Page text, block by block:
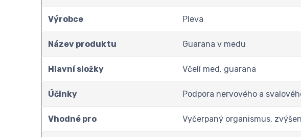
Výrobce Pleva
Název produktu Guarana v medu
Hlavní složky Včelí med, guarana
Účinky Podpora nervového a
Vhodné pro Vyčerpaný organismus,